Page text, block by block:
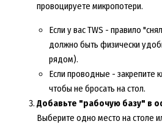
провоцируете микропотери.
Если у вас TWS - правило
должно быть физически
рядом).
Если проводные - закрепите
чтобы не бросать на стол.
Добавьте "рабочую базу" в
Выберите одно место на столе